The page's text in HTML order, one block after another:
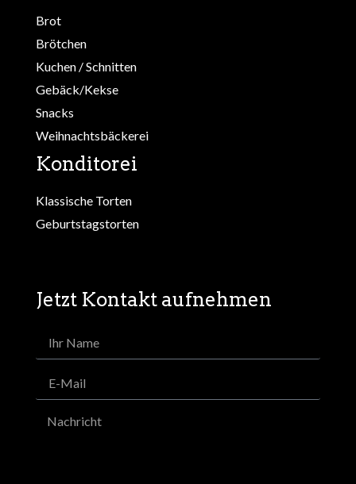
Brot
Brötchen
Kuchen / Schnitten
Gebäck/Kekse
Snacks
Weihnachtsbäckerei
Konditorei
Klassische Torten
Geburtstagstorten
Jetzt Kontakt aufnehmen